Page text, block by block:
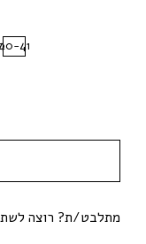
40-41
מתלבט/ת? רוצה